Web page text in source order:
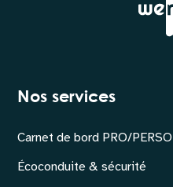
Nos services
Carnet de bord PRO/PERSO
Écoconduite & sécurité